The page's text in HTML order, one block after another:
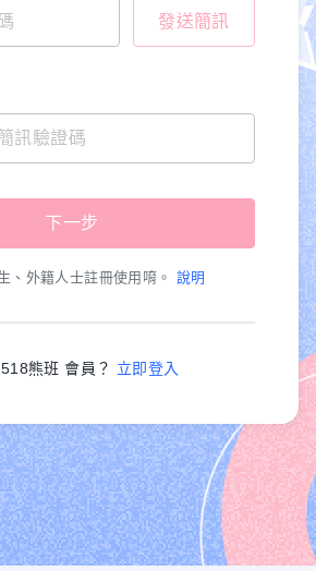
發送簡訊
、外籍人士註冊使用唷。 說明
熊班 會員？ 立即登入